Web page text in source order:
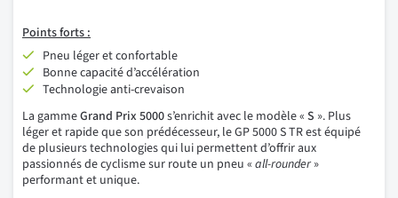
Points forts :
Pneu léger et confortable
Bonne capacité d’accélération
Technologie anti-crevaison
La gammeGrand Prix 5000s’enrichit avec le modèle « S ». Plus
léger et rapide que son prédécesseur, le GP 5000 S TR est équipé
de plusieurs technologies qui lui permettent d’offrir aux
passionnés de cyclisme sur route un pneu « all-rounder»
performant et unique.